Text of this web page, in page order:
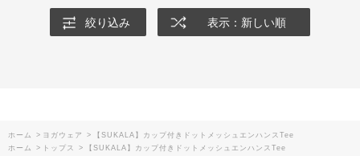
絞り込み 表示：新しい順
ホーム > ヨガウェア >
【SUKALA】カップ付きドットメッシュエンハンスTee
ホーム
> トップス >
【SUKALA】カップ付きドットメッシュエンハンスTee